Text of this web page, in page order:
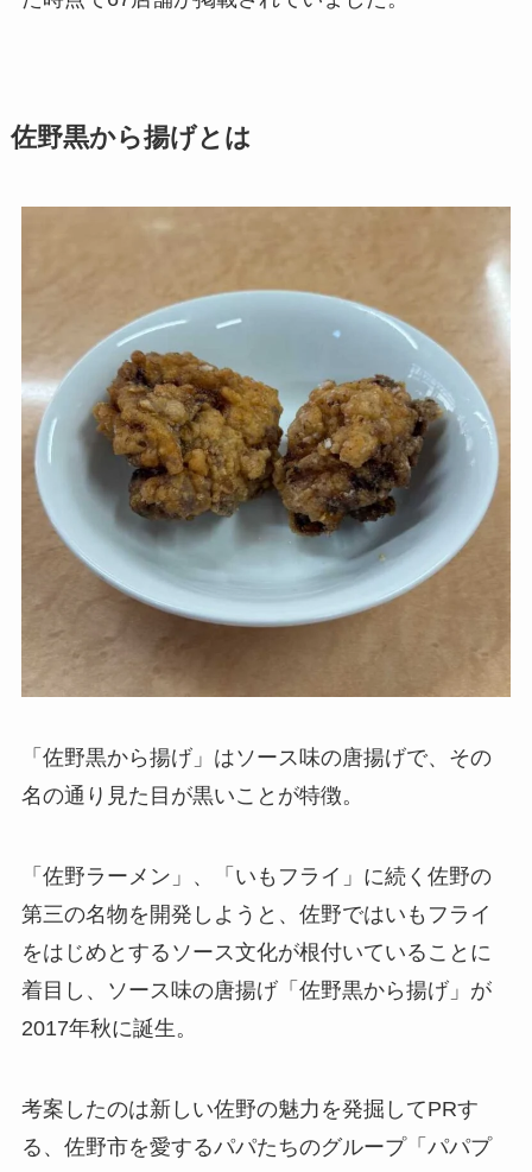
佐野黒から揚げとは
「佐野黒から揚げ」はソース味の唐揚げで、その
名の通り見た目が黒いことが特徴。
「佐野ラーメン」、「いもフライ」に続く佐野の
第三の名物を開発しようと、佐野ではいもフライ
をはじめとするソース文化が根付いていることに
着目し、ソース味の唐揚げ「佐野黒から揚げ」が
2017年秋に誕生。
考案したのは新しい佐野の魅力を発掘してPRす
る、佐野市を愛するパパたちのグループ「パパプ